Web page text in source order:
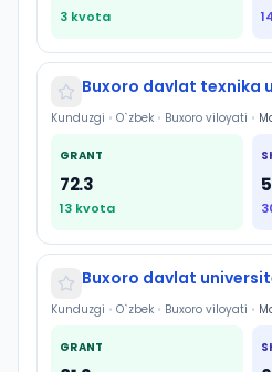
3 kvota 14
Buxoro davlat texnika
Kunduzgi • O`zbek • Buxoro viloyati •
GRANT
72.3
13 kvota
Buxoro davlat
Kunduzgi • O`zbek • Buxoro viloyati •
GRANT